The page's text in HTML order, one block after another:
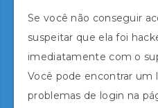
Se você não conseguir
suspeitar que ela foi
imediatamente com o
Você pode encontrar um
problemas de login na